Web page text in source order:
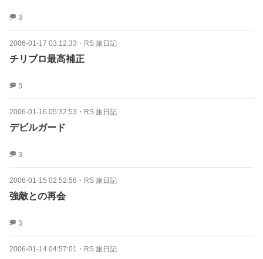
3
2006-01-17 03:12:33 ・ RS 旅日記
チリブロ最高補正
3
2006-01-16 05:32:53 ・ RS 旅日記
デビルガード
3
2006-01-15 02:52:56 ・ RS 旅日記
強敵との再会
3
2006-01-14 04:57:01 ・ RS 旅日記